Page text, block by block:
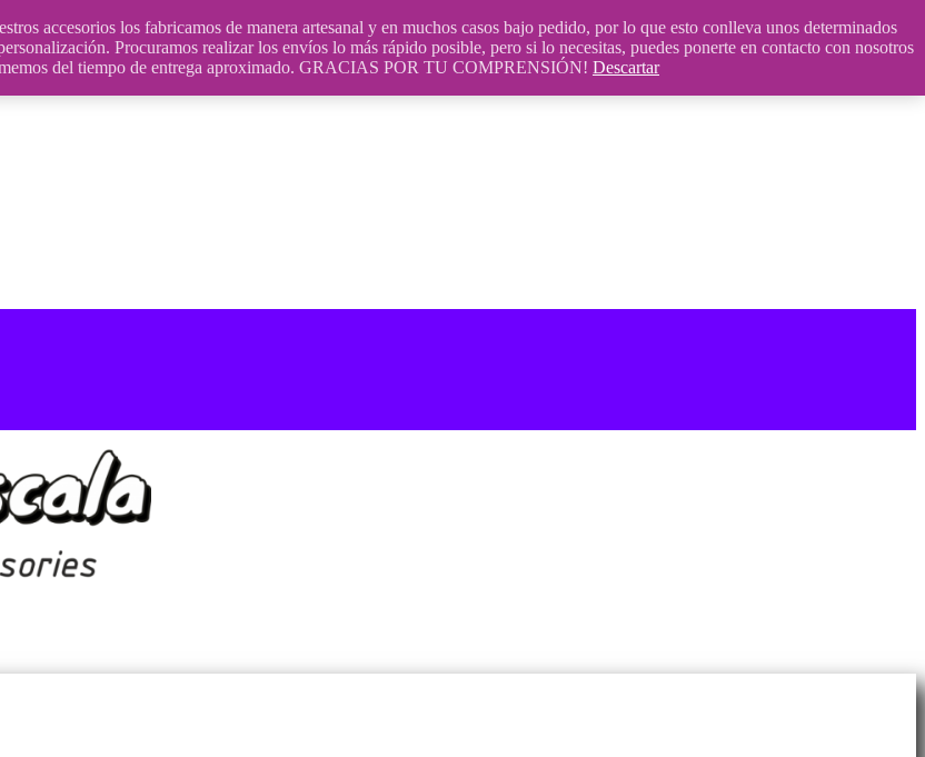
accesorios los fabricamos de manera artesanal y en muchos casos bajo pedido, por lo que esto conlleva unos determinados
Procuramos realizar los envíos lo más rápido posible, pero si lo necesitas, puedes ponerte en contacto con nosotros
del tiempo de entrega aproximado. GRACIAS POR TU COMPRENSIÓN! Descartar